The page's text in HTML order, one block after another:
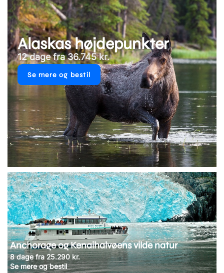
Alaskas højdepunkter
12 dage fra 36.745 kr.
Se mere og bestil
Anchorage og Kenaihalvøens vilde natur
8 dage fra 25.290 kr.
Se mere og bestil